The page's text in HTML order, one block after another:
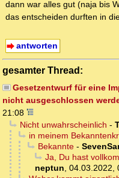
dann war alles gut (naja bis
das entscheiden durften in
antworten
gesamter Thread:
Gesetzentwurf für eine
nicht ausgeschlossen
21:08
Nicht unwahrscheinlich -
in meinem
Bekannte-
Ja, Du hast
neptun, 04.03.2022,